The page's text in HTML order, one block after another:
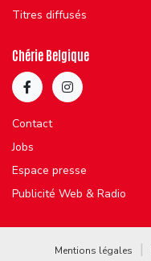
Titres diffusés
Chérie Belgique
Contact
Jobs
Espace presse
Publicité Web & Radio
Mentions légales